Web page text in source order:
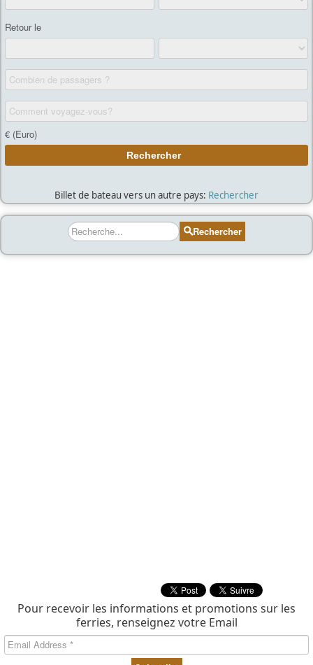
Billet de bateau vers un autre pays: Rechercher
Rechercher Rechercher
Pour recevoir les informations et promotions sur les
ferries, renseignez votre Email